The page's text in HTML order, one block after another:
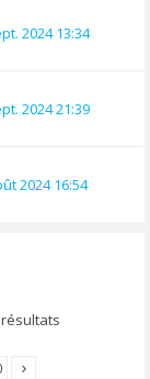
2024 13:34
2024 21:39
2024 16:54